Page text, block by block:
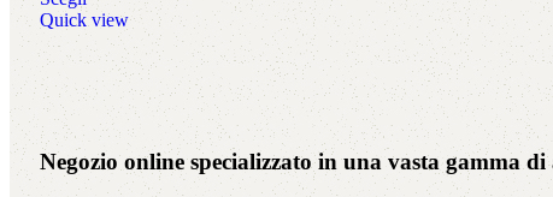
Quick view
Negozio online specializzato in una vasta gamma